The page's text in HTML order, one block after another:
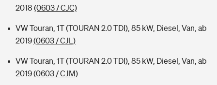
2018 (0603 / CJC)
VW Touran, 1T (TOURAN 2.0 TDI), 85 kW, Diesel, Van, ab
2019(0603 / CJL)
VW Touran, 1T (TOURAN 2.0 TDI), 85 kW, Diesel, Van, ab
2019(0603 / CJM)